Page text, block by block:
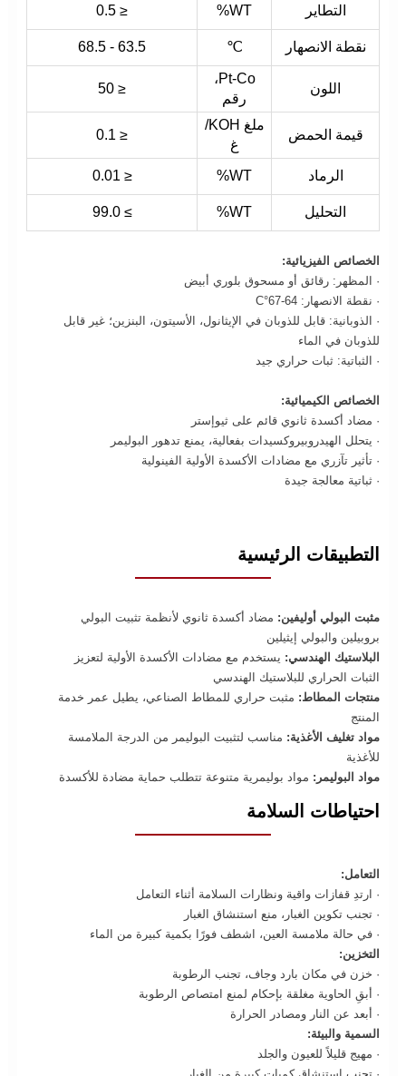
التطاير
WT%
≤ 0.5
نقطة الانصهار ℃
63.5 - 68.5
اللون
Pt-Co،
رقم
≤ 50
قيمة الحمض
ملغ KOH/
غ
≤ 0.1
الرماد WT%
≤ 0.01
التحليل WT%
≥ 99.0
الخصائص الفيزيائية:
· المظهر: رقائق أو مسحوق بلوري أبيض
· نقطة الانصهار: 64-67°C
· الذوبانية: قابل للذوبان في الإيثانول، الأسيتون، البنزين؛ غير قابل
للذوبان في الماء
· الثباتية: ثبات حراري جيد
الخصائص الكيميائية:
· مضاد أكسدة ثانوي قائم على ثيوإستر
· يتحلل الهيدروبيروكسيدات بفعالية، يمنع تدهور البوليمر
· تأثير تآزري مع مضادات الأكسدة الأولية الفينولية
· ثباتية معالجة جيدة
التطبيقات الرئيسية
مثبت البولي أوليفين: مضاد أكسدة ثانوي لأنظمة تثبيت البولي
بروبيلين والبولي إيثيلين
البلاستيك الهندسي: يستخدم مع مضادات الأكسدة الأولية لتعزيز
الثبات الحراري للبلاستيك الهندسي
منتجات المطاط: مثبت حراري للمطاط الصناعي، يطيل عمر خدمة
المنتج
مواد تغليف الأغذية: مناسب لتثبيت البوليمر من الدرجة الملامسة
للأغذية
مواد البوليمر: مواد بوليمرية متنوعة تتطلب حماية مضادة للأكسدة
احتياطات السلامة
التعامل:
· ارتدِ قفازات واقية ونظارات السلامة أثناء التعامل
· تجنب تكوين الغبار، منع استنشاق الغبار
· في حالة ملامسة العين، اشطف فورًا بكمية كبيرة من الماء
التخزين:
· خزن في مكان بارد وجاف، تجنب الرطوبة
· أبقِ الحاوية مغلقة بإحكام لمنع امتصاص الرطوبة
· أبعد عن النار ومصادر الحرارة
السمية والبيئة:
· مهيج قليلاً للعيون والجلد